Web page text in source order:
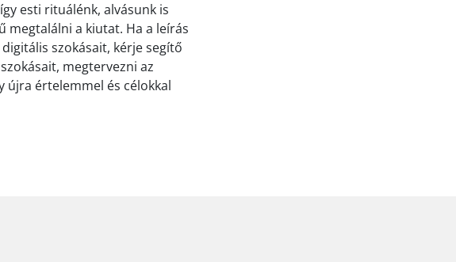
esti rituálénk, alvásunk is
megtalálni a kiutat. Ha a leírás
szokásait, kérje segítő
megtervezni az
újra értelemmel és célokkal